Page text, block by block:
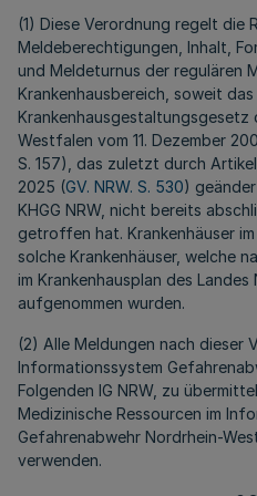
(1) Diese Verordnung regelt die
Meldeberechtigungen, Inhalt,
und Meldeturnus der regulären
Krankenhausbereich, soweit das
Krankenhausgestaltungsgesetz
Westfalen vom 11. Dezember
S. 157), das zuletzt durch
2025 (GV. NRW. S. 530)
KHGG NRW, nicht bereits
getroffen hat. Krankenhäuser
solche Krankenhäuser, welche
im Krankenhausplan des
aufgenommen wurden.
(2) Alle Meldungen nach dieser
Informationssystem
Folgenden IG NRW, zu
Medizinische Ressourcen im
Gefahrenabwehr Nordrhein-
verwenden.